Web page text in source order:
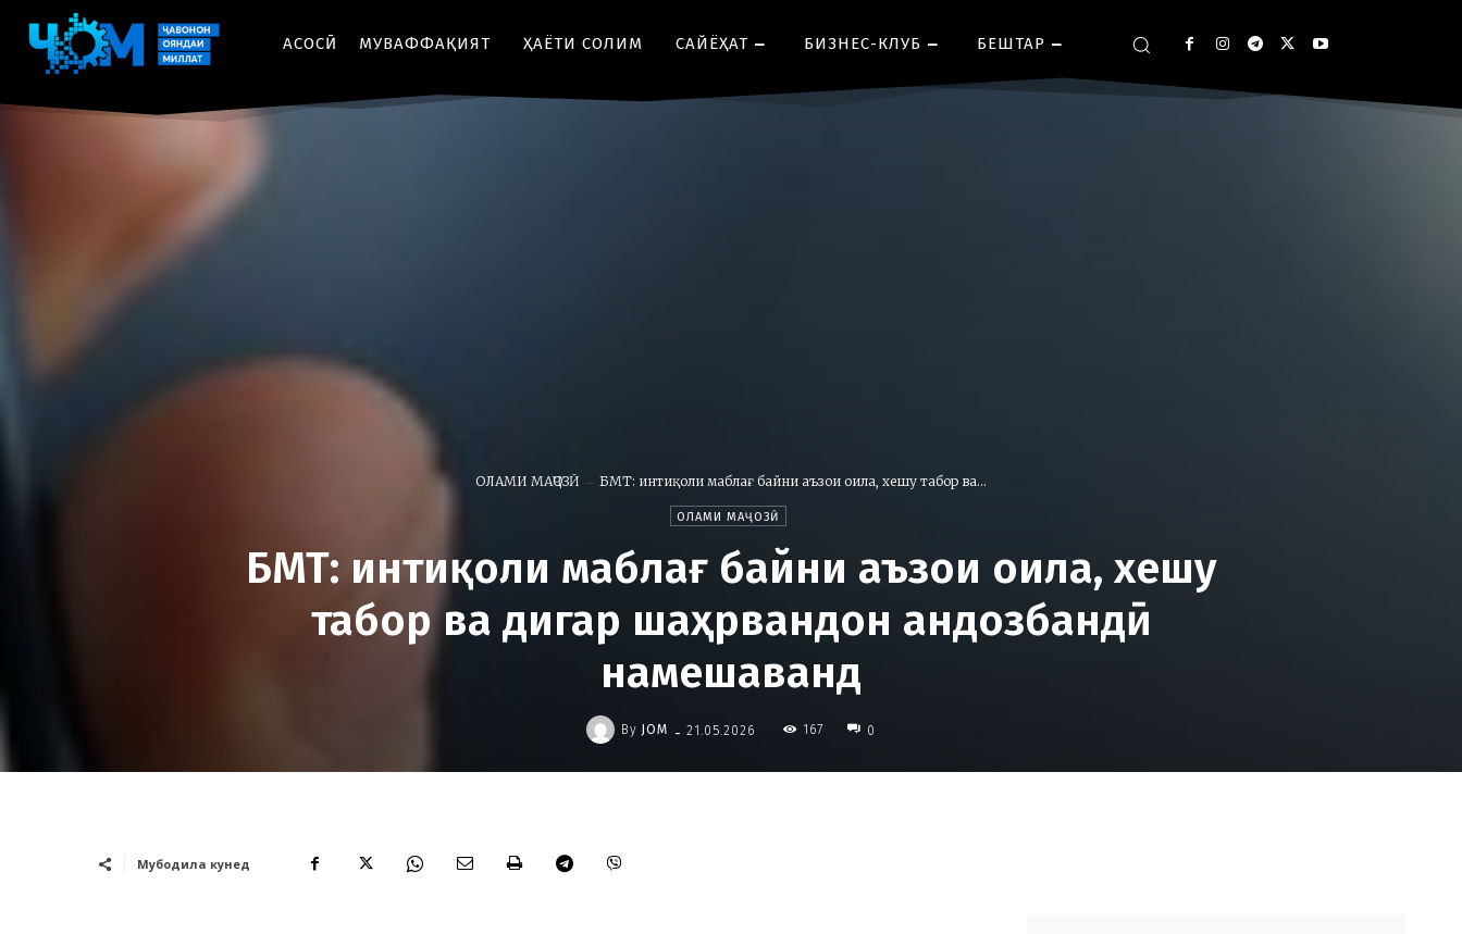
АСОСӢ МУВАФФАҚИЯТ ҲАЁТИ СОЛИМ CАЙЁҲАТ БИЗНЕС-КЛУБ БЕШТАР
ОЛАМИ МАҶОЗӢ БМТ: интиқоли маблағ байни аъзои оила, хешу табор ва...
ОЛАМИ МАҶОЗӢ
БМТ: интиқоли маблағ байни аъзои оила, хешу
табор ва дигар шаҳрвандон андозбандӣ
намешаванд
By JOM - 21.05.2026 167 0
Мубодила кунед